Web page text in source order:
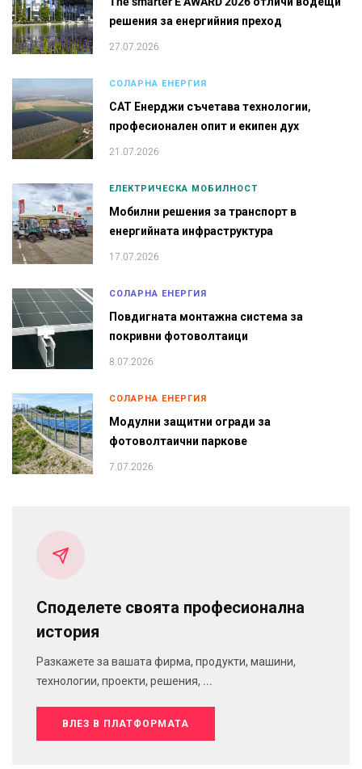
решения за енергийния преход
27.07.2026
СОЛАРНА ЕНЕРГИЯ
САТ Енерджи съчетава технологии,
професионален опит и екипен дух
21.07.2026
ЕЛЕКТРИЧЕСКА МОБИЛНОСТ
Мобилни решения за транспорт в
енергийната инфраструктура
17.07.2026
СОЛАРНА ЕНЕРГИЯ
Повдигната монтажна система за
покривни фотоволтаици
8.07.2026
СОЛАРНА ЕНЕРГИЯ
Модулни защитни огради за
фотоволтаични паркове
7.07.2026
Споделете своята професионална
история
Разкажете за вашата фирма, продукти, машини,
технологии, проекти, решения, ...
ВЛЕЗ В ПЛАТФОРМАТА